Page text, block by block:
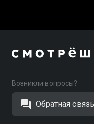
Возникли вопросы?
Обратная связь